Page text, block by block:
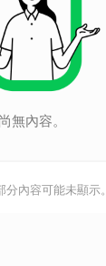
尚無內容。
內容可能未顯示。